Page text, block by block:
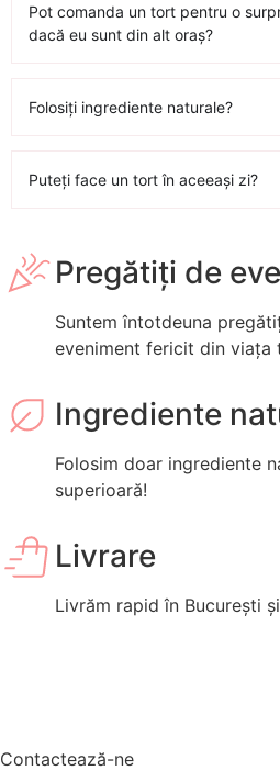
Pot comanda un tort pentru o
dacă eu sunt din alt oraș?
Folosiți ingrediente naturale?
Puteți face un tort în aceeași zi?
Pregătiți de
Suntem întotdeuna
eveniment fericit din viața
Ingrediente
Folosim doar ingrediente
superioară!
Livrare
Livrăm rapid în București
Contactează-ne